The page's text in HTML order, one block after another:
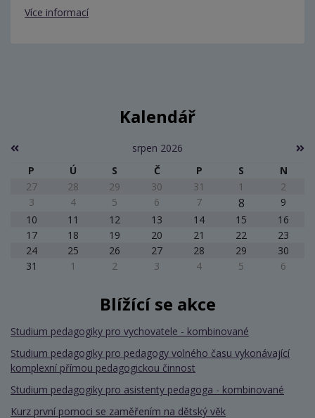
Více informací
Kalendář
srpen 2026
P
Ú S Č P S
N
27
28 29 30 31 1
2
3
4 5 6 7 8
9
10
11 12 13 14 15
16
17
18 19 20 21 22
23
24
25 26 27 28 29
30
31
1 2 3 4 5 6
Blížící se akce
Studium pedagogiky pro vychovatele - kombinované
Studium pedagogiky pro pedagogy volného času vykonávající
komplexní přímou pedagogickou činnost
Studium pedagogiky pro asistenty pedagoga - kombinované
Kurz první pomoci se zaměřením na dětský věk